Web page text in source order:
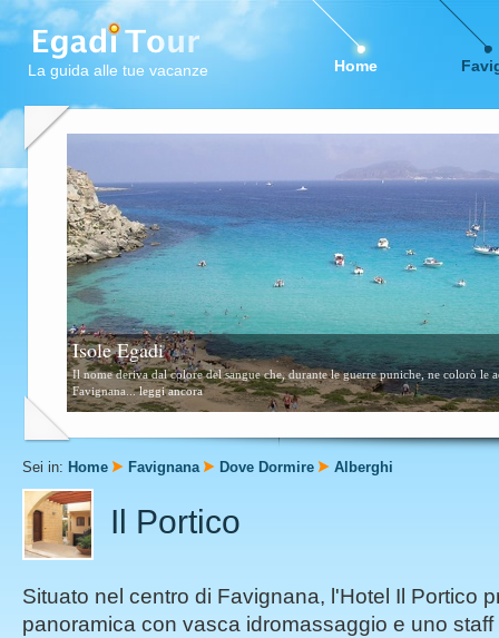
La guida alle tue vacanze Home
Isole Egadi
Il nome deriva dal colore del sangue che, durante le guerre puniche, ne colorò le
Favignana...leggi ancora
Sei in: Home Favignana Dove Dormire Alberghi
Il Portico
Situato nel centro di Favignana, l'Hotel Il Portico
panoramica con vasca idromassaggio e uno